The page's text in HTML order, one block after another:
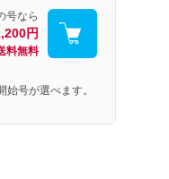
号なら
円
料無料
号が選べます。